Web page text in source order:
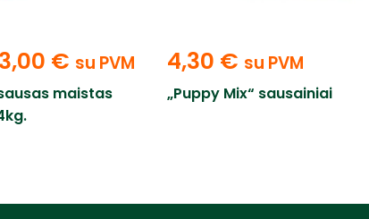
€ su PVM
maistas
4,30 € su PVM
„Puppy Mix“ sausainiai